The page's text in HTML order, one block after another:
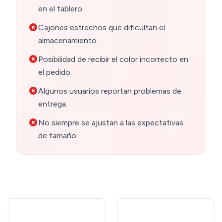
en el tablero.
Cajones estrechos que dificultan el
almacenamiento.
Posibilidad de recibir el color incorrecto en
el pedido.
Algunos usuarios reportan problemas de
entrega.
No siempre se ajustan a las expectativas
de tamaño.